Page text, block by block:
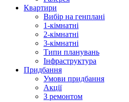
Квартири
Вибір на генплані
1-кімнатні
2-кімнатні
3-кімнатні
Типи планувань
Інфраструктура
Придбання
Умови придбання
Акції
З ремонтом